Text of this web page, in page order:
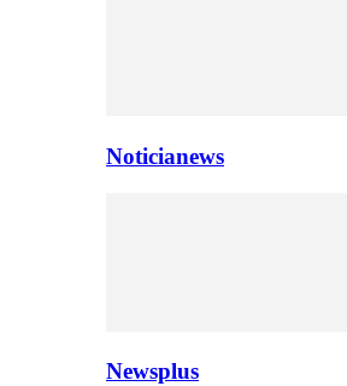
Noticianews
Newsplus